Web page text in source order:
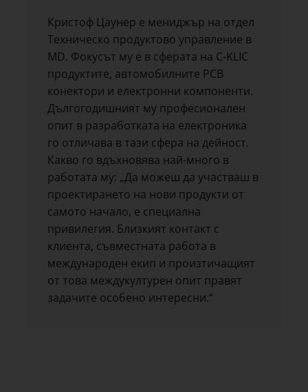
Кристоф Цаунер е мениджър на отдел
Техническо продуктово управление в
MD. Фокусът му е в сферата на C-KLIC
продуктите, автомобилните PCB
конектори и електронни компоненти.
Дългогодишният му професионален
опит в разработката на електроника
го отличава в тази сфера на дейност.
Какво го вдъхновява най-много в
работата му: „Да можеш да участваш в
проектирането на нови продукти от
самото начало, е специална
привилегия. Близкият контакт с
клиента, съвместната работа в
международен екип и произтичащият
от това междукултурен опит правят
задачите особено интересни.“